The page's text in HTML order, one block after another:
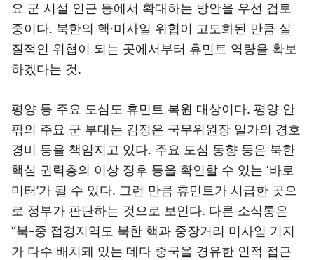
요 군 시설 인근 등에서 확대하는 방안을 우선 검토
중이다. 북한의 핵·미사일 위협이 고도화된 만큼 실
질적인 위협이 되는 곳에서부터 휴민트 역량을 확보
하겠다는 것.
평양 등 주요 도심도 휴민트 복원 대상이다. 평양 안
팎의 주요 군 부대는 김정은 국무위원장 일가의 경호
경비 등을 책임지고 있다. 주요 도심 동향 등은 북한
핵심 권력층의 이상 징후 등을 확인할 수 있는 ‘바로
미터’가 될 수 있다. 그런 만큼 휴민트가 시급한 곳으
로 정부가 판단하는 것으로 보인다. 다른 소식통은
“북-중 접경지역도 북한 핵과 중장거리 미사일 기지
가 다수 배치돼 있는 데다 중국을 경유한 인적 접근